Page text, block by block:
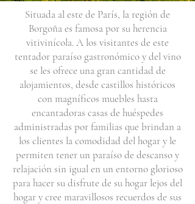
Situada al este de París, la región de
Borgoña es famosa por su herencia
vitivinícola. A los visitantes de este
tentador paraíso gastronómico y del vino
se les ofrece una gran cantidad de
alojamientos, desde castillos históricos
con magníficos muebles hasta
encantadoras casas de huéspedes
administradas por familias que brindan a
los clientes la comodidad del hogar y le
permiten tener un paraíso de descanso y
relajación sin igual en un entorno glorioso
para hacer su disfrute de su hogar lejos del
hogar y cree maravillosos recuerdos de sus